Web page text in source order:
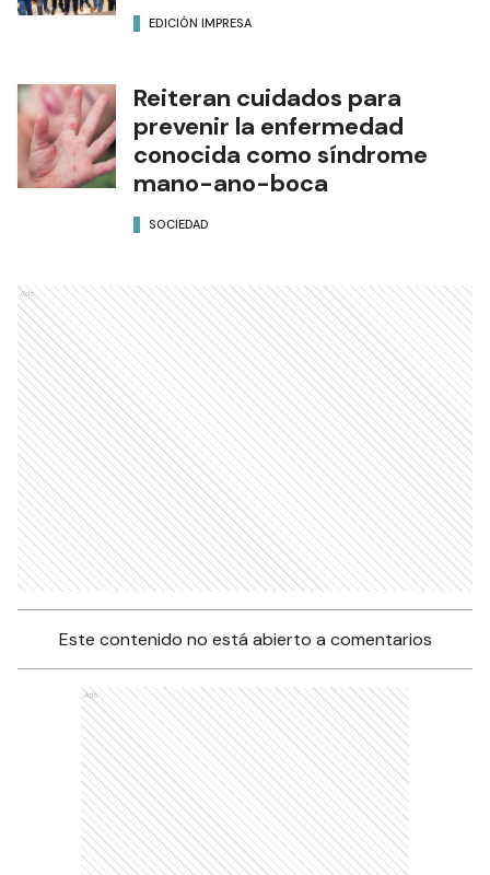
EDICIÓN IMPRESA
Reiteran cuidados para
prevenir la enfermedad
conocida como síndrome
mano-ano-boca
SOCIEDAD
Ads
Este contenido no está abierto a comentarios
Ads